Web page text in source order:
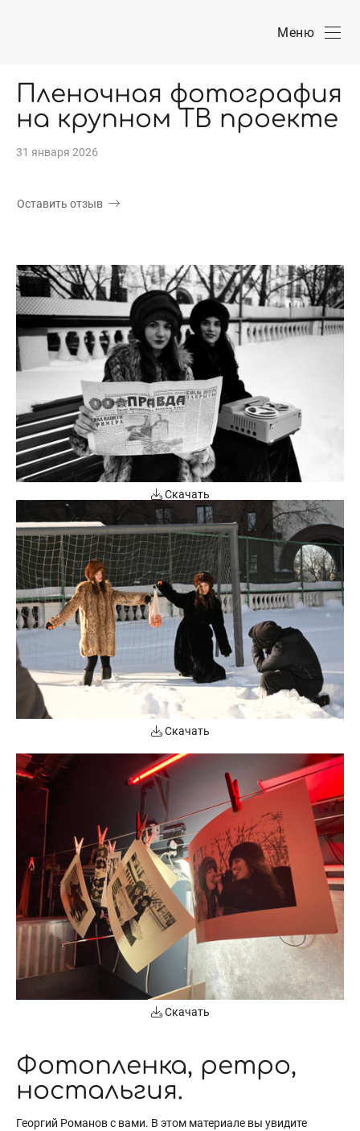
Меню
Пленочная фотография
на крупном ТВ проекте
31 января 2026
Оставить отзыв
Скачать
Скачать
Скачать
Фотопленка, ретро,
ностальгия.
Георгий Романов с вами. В этом материале вы увидите